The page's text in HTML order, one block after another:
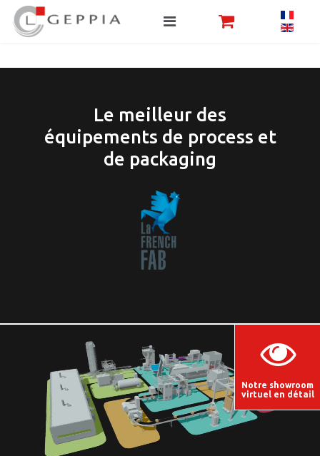
Le meilleur des
équipements de process et
de packaging
Notre showroom
virtuel en détail